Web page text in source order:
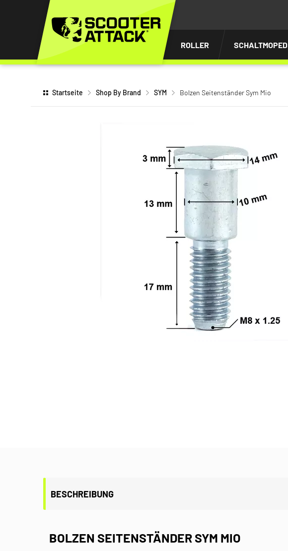
ROLLER SCHALTMOPED
Startseite Shop By Brand SYM Bolzen Seitenständer Sym Mio
BESCHREIBUNG
BOLZEN SEITENSTÄNDER SYM MIO